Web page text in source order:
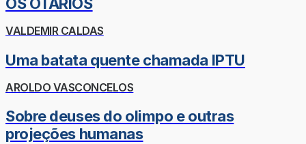
VALDEMIR CALDAS
Uma batata quente chamada IPTU
AROLDO VASCONCELOS
Sobre deuses do olimpo e outras
projeções humanas